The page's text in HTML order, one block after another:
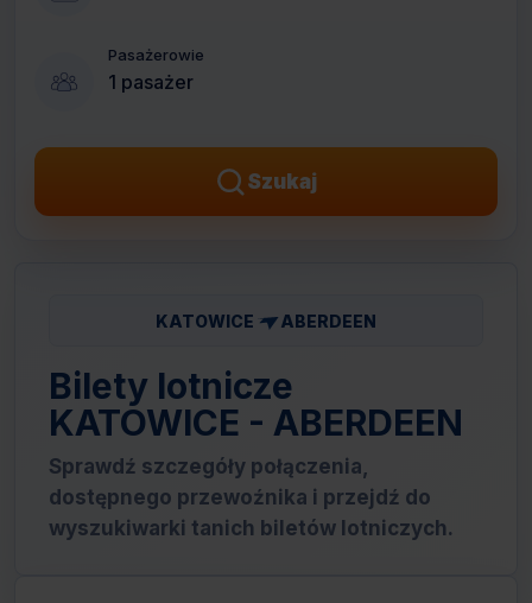
KATOWICE ABERDEEN
Bilety lotnicze
KATOWICE - ABERDEEN
Sprawdź szczegóły połączenia,
dostępnego przewoźnika i przejdź do
wyszukiwarki tanich biletów lotniczych.
Pasażerowie
1 pasażer
Szukaj